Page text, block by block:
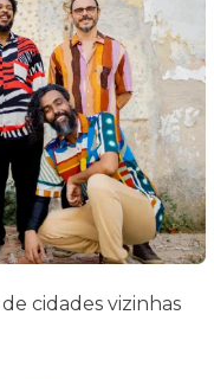
cidades vizinhas